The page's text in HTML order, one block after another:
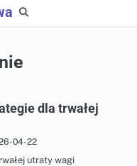
dla trwałej
04-22
utraty wagi